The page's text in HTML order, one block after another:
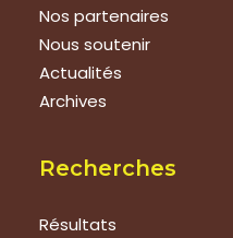
Nos partenaires
Nous soutenir
Actualités
Archives
Recherches
Résultats